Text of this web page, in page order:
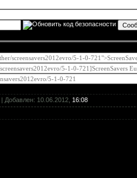
| Добавлен: 10.06.2012, 16:08